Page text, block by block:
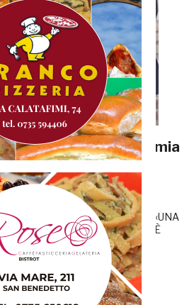
la Samb premia
Redazione GRB
2-1: LA CRONACA FEDELI: «UNA
COME IL PANE» MONTERO: «C’È
Lunedì mattina, in
anno scolastico, una
Calcio ha fatto […]